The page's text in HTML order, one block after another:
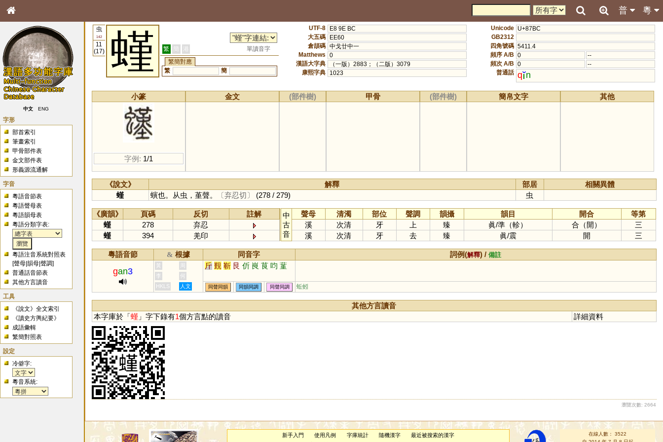
粵
普
中文 ENG
字形
部首索引
筆畫索引
甲骨部件表
金文部件表
形義源流通解
字音
粵語音節表
粵語聲母表
粵語韻母表
粵語分類字表:
粵語注音系統對照表
[聲母 |韻母 |聲調]
普通話音節表
其他方言讀音
工具
《說文》全文索引
《讀史方輿紀要》
成語彙輯
繁簡對照表
設定
冷僻字:
粵音系統:
虫
142
11
(17)
螼 繁 簡 港
單讀音字
繁簡對應
繁
簡
UTF-8
E8 9E BC
大五碼
EE60
倉頡碼 中戈廿中一
Matthews
0
漢語大字典
（一版）2883；（二版）3079
康熙字典
1023
Unicode U+87BC
GB2312
四角號碼 5411.4
頻序 A/B 0
--
頻次 A/B 0
--
普通話 q n
小篆
字例: 1/1
金文 (部件樹) 甲骨 (部件樹) 簡帛文字 其他
《說文》 解釋 部居
相關異體
螼
螾也。从虫，堇聲。 〔弃忍切〕 (278 / 279) 虫
《廣韻》 頁碼 反切
註解
螼
278
弃忍
螼
394 羌印
中
古
音
聲母 清濁 部位 聲調 韻攝 韻目 開合
等第
溪
次清 牙 上 臻 眞/準（軫） 合（開）
三
溪
次清 牙 去 臻 眞/震 開 三
粵語音節 & 根據 同音字 詞例(解釋) /備註
gan3
黃 周 斤 覲 靳 艮 伒 峎 茛 呁 蓳
李
何
HKLS
人文 同聲同韻 同韻同調 同聲同調 蚯蚓
其他方言讀音
本字庫於「螼」字下錄有1個方言點的讀音 詳細資料
瀏覽次數: 2664
新手入門 使用凡例 字庫統計 隨機漢字
最近被搜索的漢字
在線人數： 3522